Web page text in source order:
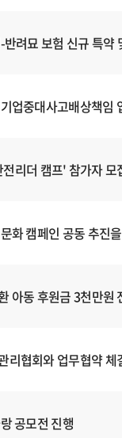
려묘 보험 신규 특약
업중대사고배상책임
리더 캠프' 참가자 모
화 캠페인 공동 추진
아동 후원금 3천만원
리협회와 업무협약 체
공모전 진행